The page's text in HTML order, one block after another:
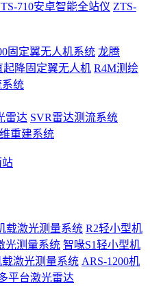
710安卓智能全站仪 ZTS-
固定翼无人机系统 龙腾
起降固定翼无人机 R4M测绘
系统
雷达 SVR雷达测流系统
重建系统
站
载激光测量系统 R2轻小型机
光测量系统 智喙S1轻小型机
载激光测量系统 ARS-1200机
平台激光雷达